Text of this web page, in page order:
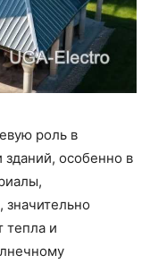
роль в
зданий, особенно в
тепла и